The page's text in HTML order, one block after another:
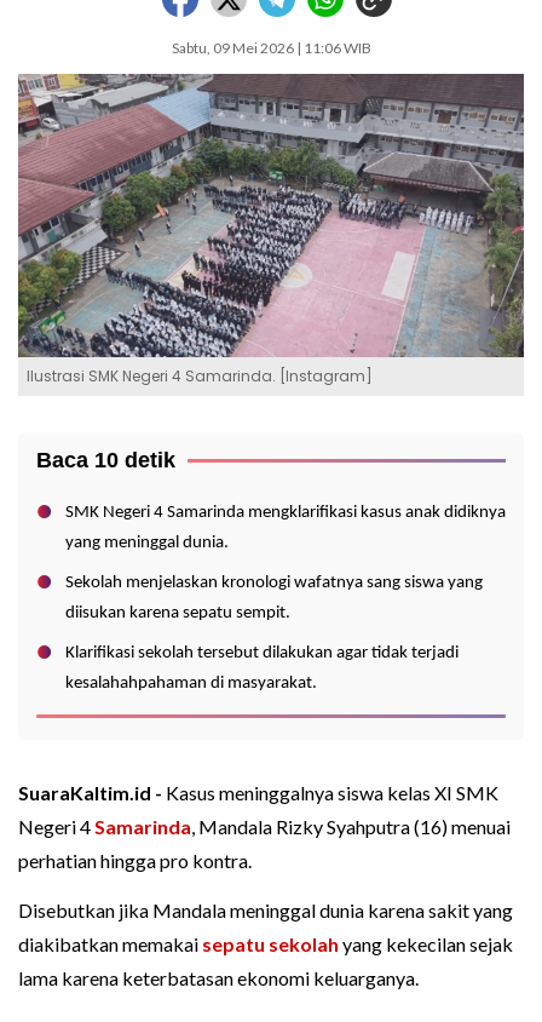
Sabtu, 09 Mei 2026 | 11:06 WIB
Ilustrasi SMK Negeri 4 Samarinda. [Instagram]
Baca 10 detik
SMK Negeri 4 Samarinda mengklarifikasi kasus anak didiknya
yang meninggal dunia.
Sekolah menjelaskan kronologi wafatnya sang siswa yang
diisukan karena sepatu sempit.
Klarifikasi sekolah tersebut dilakukan agar tidak terjadi
kesalahahpahaman di masyarakat.
SuaraKaltim.id - Kasus meninggalnya siswa kelas XI SMK
Negeri 4Samarinda, Mandala Rizky Syahputra (16) menuai
perhatian hingga pro kontra.
Disebutkan jika Mandala meninggal dunia karena sakit yang
diakibatkan memakai sepatu sekolah yang kekecilan sejak
lama karena keterbatasan ekonomi keluarganya.